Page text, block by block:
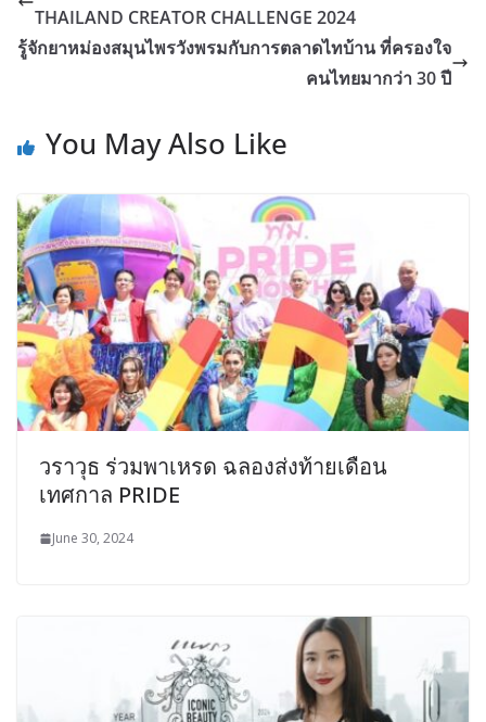
THAILAND CREATOR CHALLENGE 2024
รู้จักยาหม่องสมุนไพรวังพรมกับการตลาดไทบ้าน ที่ครองใจ
คนไทยมากว่า 30 ปี
You May Also Like
วราวุธ ร่วมพาเหรด ฉลองส่งท้ายเดือน
เทศกาล PRIDE
June 30, 2024